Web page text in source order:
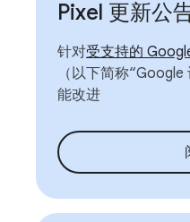
Pixel 更新公
针对受支持的
（以下简称
能改进